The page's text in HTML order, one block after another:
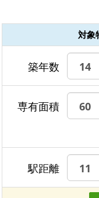
対象
築年数
専有面積
駅距離